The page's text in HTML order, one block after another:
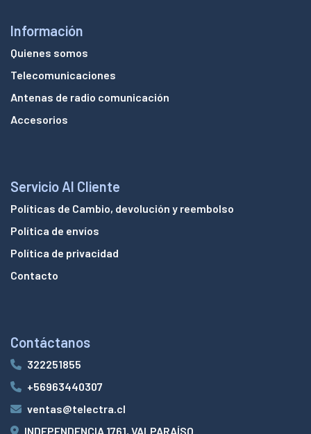
Información
Quienes somos
Telecomunicaciones
Antenas de radio comunicación
Accesorios
Servicio Al Cliente
Políticas de Cambio, devolución y reembolso
Política de envíos
Política de privacidad
Contacto
Contáctanos
322251855
+56963440307
ventas@telectra.cl
INDEPENDENCIA 1761, VALPARAÍSO